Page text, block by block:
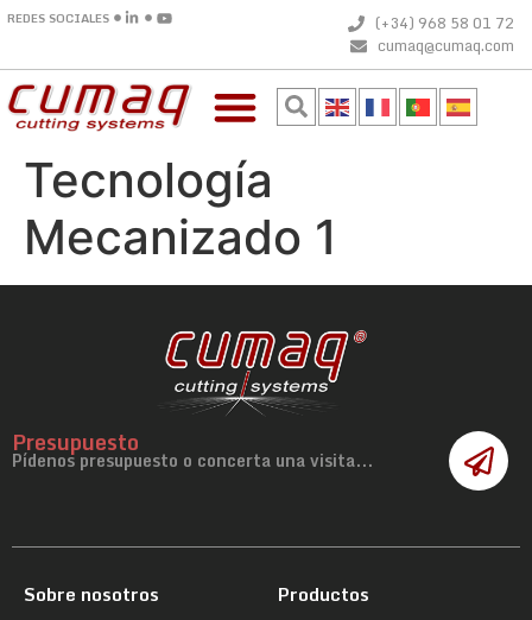
REDES SOCIALES
(+34) 968 58 01 72
cumaq@cumaq.com
Tecnología
Mecanizado 1
Presupuesto
Pídenos presupuesto o concerta una visita...
Sobre nosotros
Productos